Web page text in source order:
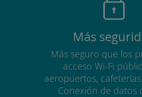
Más
Más seguro que los
acceso Wi-Fi
aeropuertos,
Conexión de datos